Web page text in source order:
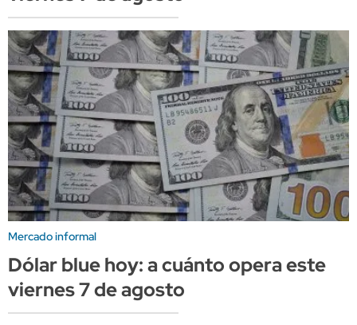
Mercado informal
Dólar blue hoy: a cuánto opera este
viernes 7 de agosto